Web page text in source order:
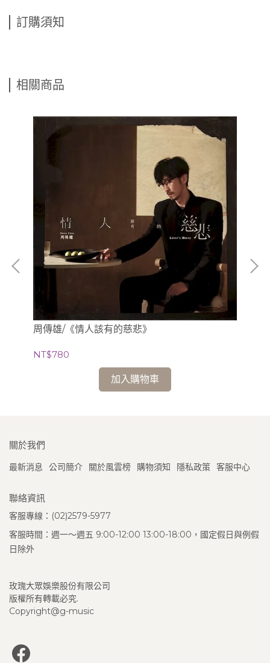
訂購須知
相關商品
周傳雄/《情人該有的慈悲》
NT$780
加入購物車
關於我們
最新消息 公司簡介 關於風雲榜 購物須知 隱私政策 客服中心
聯絡資訊
客服專線：(02)2579-5977
客服時間：週一～週五 9:00-12:00 13:00-18:00，國定假日與例假
日除外
玫瑰大眾娛樂股份有限公司
版權所有轉載必究.
Copyright@g-music